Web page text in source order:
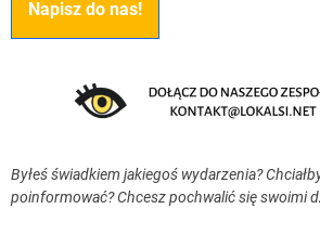
Napisz do nas!
Byłeś świadkiem jakiegoś wydarzenia?
poinformować? Chcesz pochwalić się swoimi